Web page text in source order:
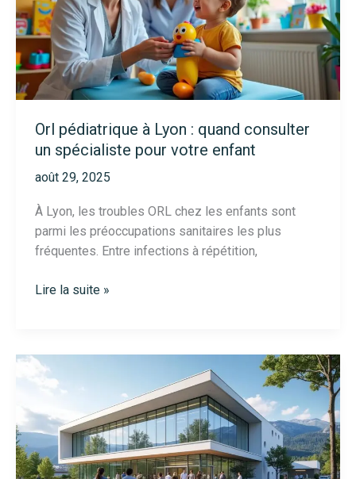
spécialiste
pour
vos
troubles
auditifs
2025
Orl pédiatrique à Lyon : quand consulter
un spécialiste pour votre enfant
août 29, 2025
À Lyon, les troubles ORL chez les enfants sont
parmi les préoccupations sanitaires les plus
fréquentes. Entre infections à répétition,
Orl
quand
un
spécialiste
pour
Lire la suite »